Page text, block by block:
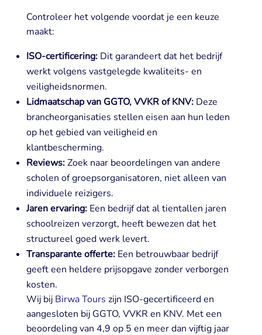
Controleer het volgende voordat je een keuze
maakt:
ISO-certificering:Dit garandeert dat het bedrijf
werkt volgens vastgelegde kwaliteits- en
veiligheidsnormen.
Lidmaatschap van GGTO, VVKR of KNV:Deze
brancheorganisaties stellen eisen aan hun leden
op het gebied van veiligheid en
klantbescherming.
Reviews:Zoek naar beoordelingen van andere
scholen of groepsorganisatoren, niet alleen van
individuele reizigers.
Jaren ervaring:Een bedrijf dat al tientallen jaren
schoolreizen verzorgt, heeft bewezen dat het
structureel goed werk levert.
Transparante offerte:Een betrouwbaar bedrijf
geeft een heldere prijsopgave zonder verborgen
kosten.
Wij bij Birwa Tours zijn ISO-gecertificeerd en
aangesloten bij GGTO, VVKR en KNV. Met een
beoordeling van 4,9 op 5 en meer dan vijftig jaar